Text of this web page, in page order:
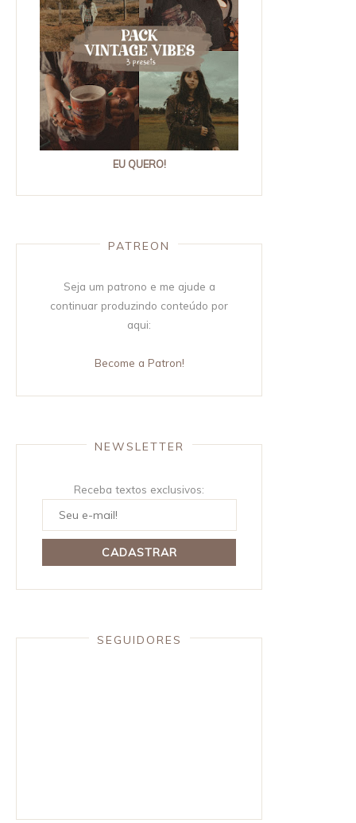
EU QUERO!
PATREON
Seja um patrono e me ajude a
continuar produzindo conteúdo por
aqui:
Become a Patron!
NEWSLETTER
Receba textos exclusivos:
SEGUIDORES